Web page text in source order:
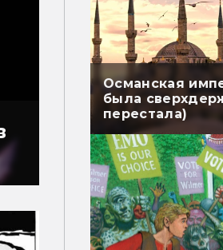
Османская
была
перестала)